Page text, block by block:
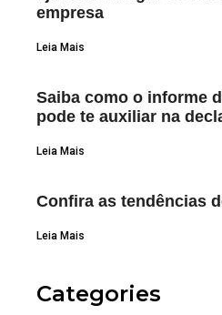
empresa
Leia Mais
Saiba como o informe
pode te auxiliar na
Leia Mais
Confira as tendências
Leia Mais
Categories